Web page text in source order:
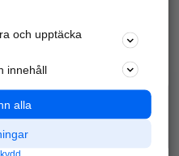
Populära sökningar
Annonsera
Integritet
Nödnummer
och upptäcka
innehåll
alla